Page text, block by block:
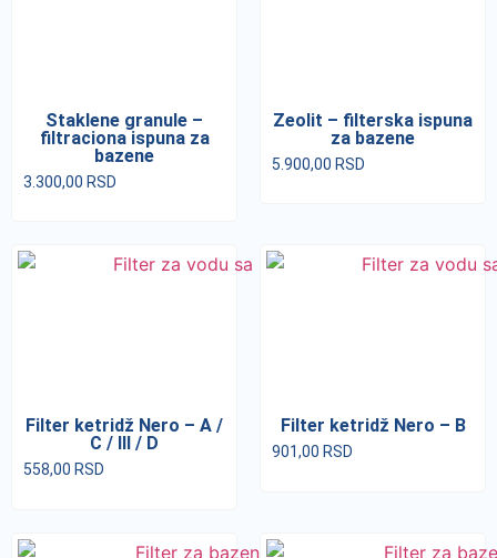
Staklene granule –
filtraciona ispuna za
bazene
3.300,00 RSD
Zeolit – filterska ispuna
za bazene
5.900,00 RSD
Filter ketridž Nero – A /
C / III / D
558,00 RSD
Filter ketridž Nero – B
901,00 RSD